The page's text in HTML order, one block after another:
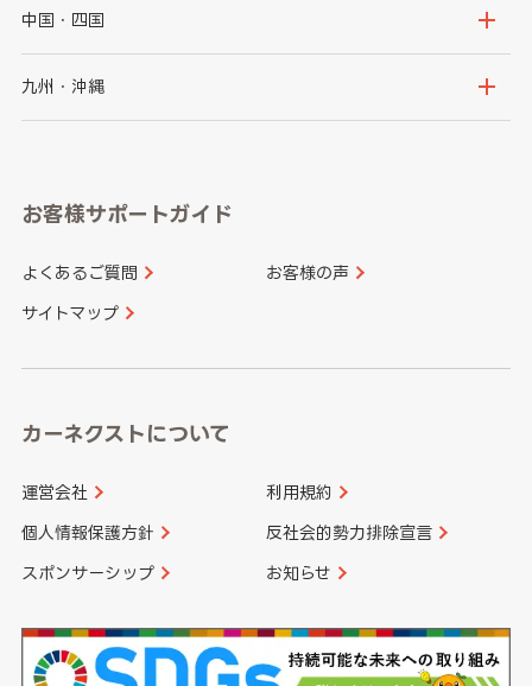
千葉県
石川県
山梨県
愛知県
大阪府
京都府
和歌山県
中国・四国
鳥取県
山口県
香川県 愛媛県
九州・沖縄
長崎県
大分県 宮崎県
お客様サポートガイド
よくあるご質問 お客様の声
サイトマップ
カーネクストについて
運営会社 利用規約
個人情報保護方針 反社会的勢力排除宣言
スポンサーシップ お知らせ